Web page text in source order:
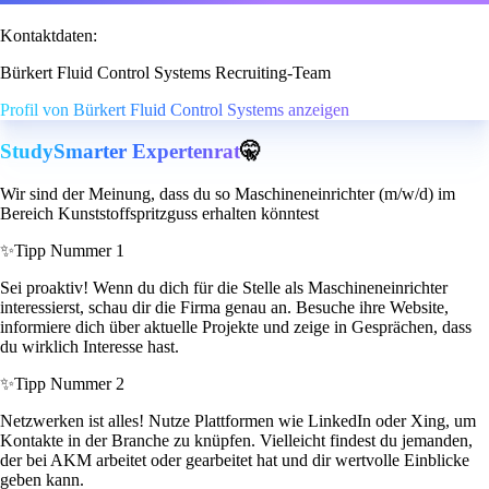
Kontaktdaten:
Bürkert Fluid Control Systems Recruiting-Team
Profil von Bürkert Fluid Control Systems anzeigen
StudySmarter Expertenrat🤫
Wir sind der Meinung, dass du so Maschineneinrichter (m/w/d) im
Bereich Kunststoffspritzguss erhalten könntest
✨Tipp Nummer 1
Sei proaktiv! Wenn du dich für die Stelle als Maschineneinrichter
interessierst, schau dir die Firma genau an. Besuche ihre Website,
informiere dich über aktuelle Projekte und zeige in Gesprächen, dass
du wirklich Interesse hast.
✨Tipp Nummer 2
Netzwerken ist alles! Nutze Plattformen wie LinkedIn oder Xing, um
Kontakte in der Branche zu knüpfen. Vielleicht findest du jemanden,
der bei AKM arbeitet oder gearbeitet hat und dir wertvolle Einblicke
geben kann.